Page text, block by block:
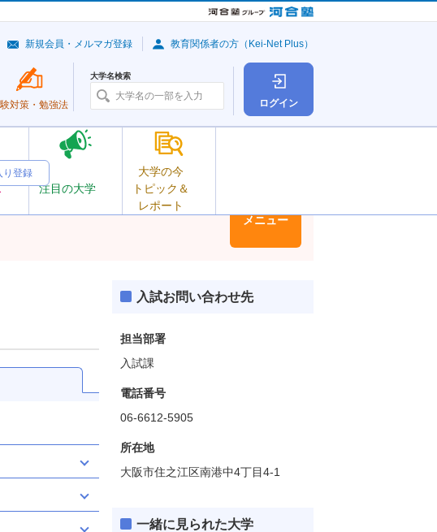
ログイン
注目の大学
大学の今
トピック＆
レポート
対策・ 勉強法
大学名検索
新規会員・メルマガ登録 教育関係者の方（Kei-Net Plus）
り登録
メニュー
入試お問い合わせ先
担当部署
入試課
電話番号
06-6612-5905
所在地
大阪市住之江区南港中4丁目4-1
一緒に見られた大学